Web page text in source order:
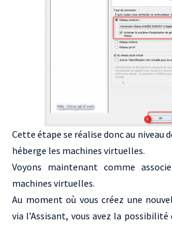
Cette étape se réalise donc au niveau
héberge les machines virtuelles.
Voyons maintenant comme
machines virtuelles.
Au moment où vous créez une
via l’Assisant, vous avez la